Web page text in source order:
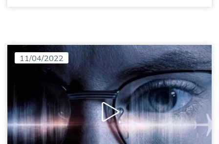
11/04/2022